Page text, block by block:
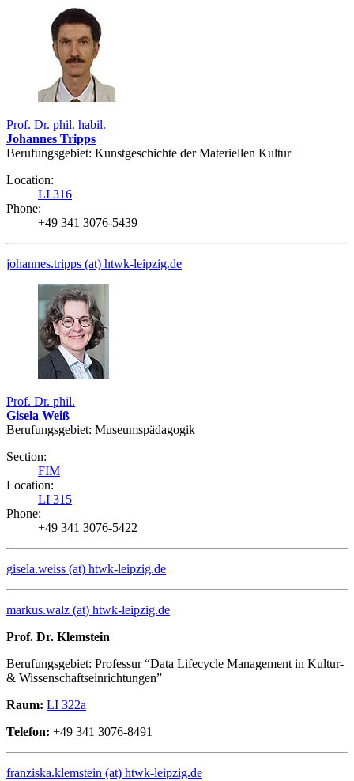
Prof. Dr. phil. habil.
Johannes Tripps
Berufungsgebiet: Kunst­­geschichte der Materiellen Kultur
Location:
LI 316
Phone:
+49 341 3076-5439
johannes.tripps (at) htwk-leipzig.de
Prof. Dr. phil.
Gisela Weiß
Berufungsgebiet: Museumspädagogik
Section:
FIM
Location:
LI 315
Phone:
+49 341 3076-5422
gisela.weiss (at) htwk-leipzig.de
markus.walz (at) htwk-leipzig.de
Prof. Dr. Klemstein
Berufungsgebiet: Professur “Data Lifecycle Management in Kultur-
& Wissenschaftseinrichtungen”
Raum: LI 322a
Telefon: +49 341 3076-8491
franziska.klemstein (at) htwk-leipzig.de